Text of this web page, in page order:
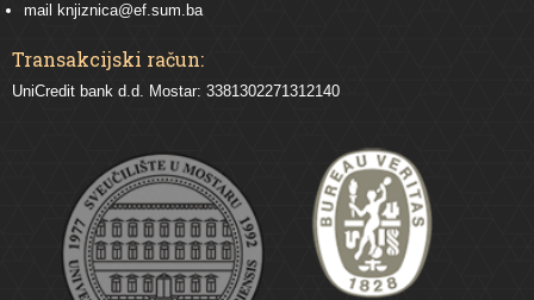
mail
knjiznica@ef.sum.ba
Transakcijski račun:
UniCredit bank d.d. Mostar: 3381302271312140